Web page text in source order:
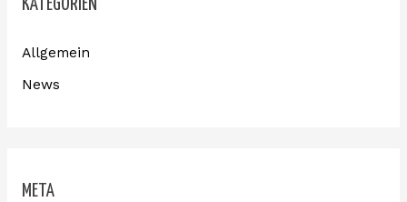
KATEGORIEN
Allgemein
News
META